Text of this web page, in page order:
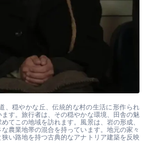
、穏やかな丘、伝統的な村の生活に形作られ
す。旅行者は、その穏やかな環境、田舎の魅
てこの地域を訪れます。風景は、岩の形成、
農業地帯の混合を持っています。地元の家々
い路地を持つ古典的なアナトリア建築を反映